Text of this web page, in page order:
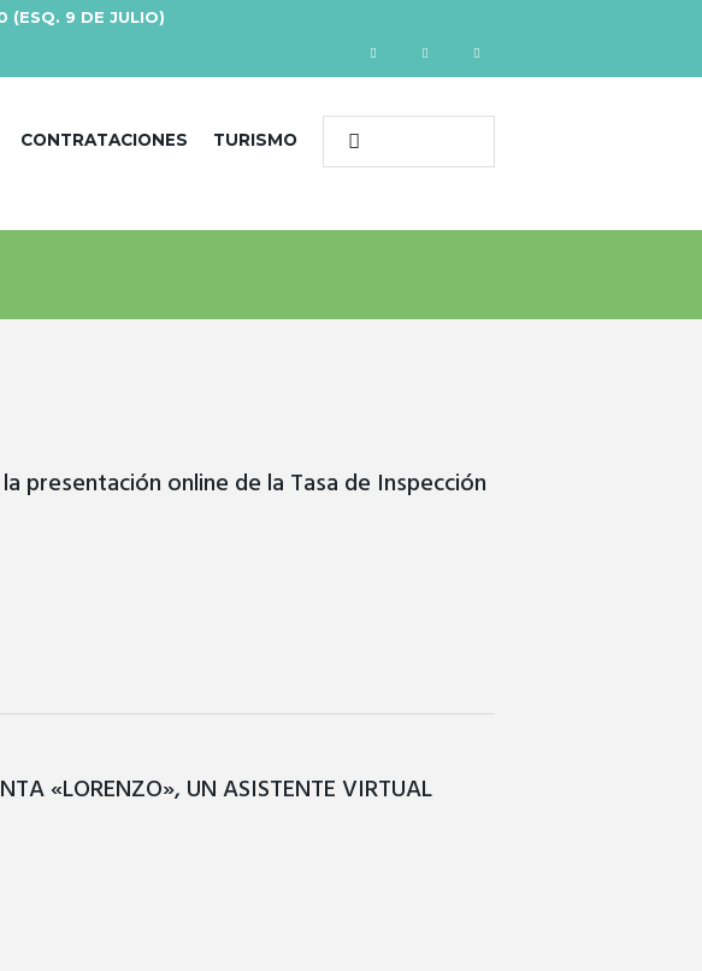
9 DE JULIO)
CONTRATACIONES TURISMO
presentación online de la Tasa de Inspección
«LORENZO», UN ASISTENTE VIRTUAL